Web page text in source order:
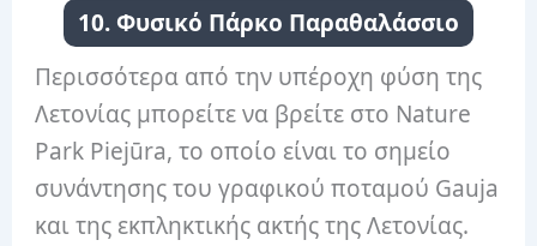
10. Φυσικό Πάρκο Παραθαλάσσιο
Περισσότερα από την υπέροχη φύση της
Λετονίας μπορείτε να βρείτε στο Nature
Park Piejūra, το οποίο είναι το σημείο
συνάντησης του γραφικού ποταμού Gauja
και της εκπληκτικής ακτής της Λετονίας.